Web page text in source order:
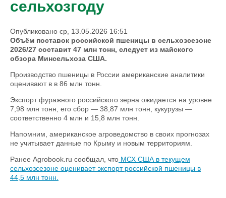
сельхозгоду
Опубликовано ср, 13.05.2026 16:51
Объём поставок российской пшеницы в сельхозсезоне
2026/27 составит 47 млн тонн, следует из майского
обзора Минсельхоза США.
Производство пшеницы в России американские аналитики
оценивают в в 86 млн тонн.
Экспорт фуражного российского зерна ожидается на уровне
7,98 млн тонн, его сбор — 38,87 млн тонн, кукурузы —
соответственно 4 млн и 15,8 млн тонн.
Напомним, американское агроведомство в своих прогнозах
не учитывает данные по Крыму и новым территориям.
Ранее Agrobook.ru сообщал, что МСХ США в текущем
сельхозсезоне оценивает экспорт российской пшеницы в
44,5 млн тонн.